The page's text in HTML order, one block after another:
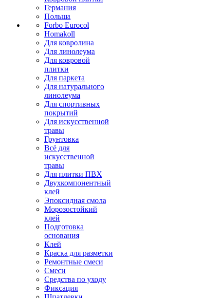
Германия
Польша
Forbo Eurocol
Homakoll
Для ковролина
Для линолеума
Для ковровой
плитки
Для паркета
Для натурального
линолеума
Для спортивных
покрытий
Для искусственной
травы
Грунтовка
Всё для
искусственной
травы
Для плитки ПВХ
Двухкомпонентный
клей
Эпоксидная смола
Морозостойкий
клей
Подготовка
основания
Клей
Краска для разметки
Ремонтные смеси
Смеси
Средства по уходу
Фиксация